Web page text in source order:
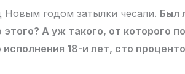
годом затылки чесали. Был
А уж такого, от которого
18-и лет, сто